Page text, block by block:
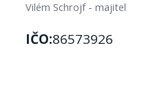
Vilém Schrojf - majitel
IČO:86573926